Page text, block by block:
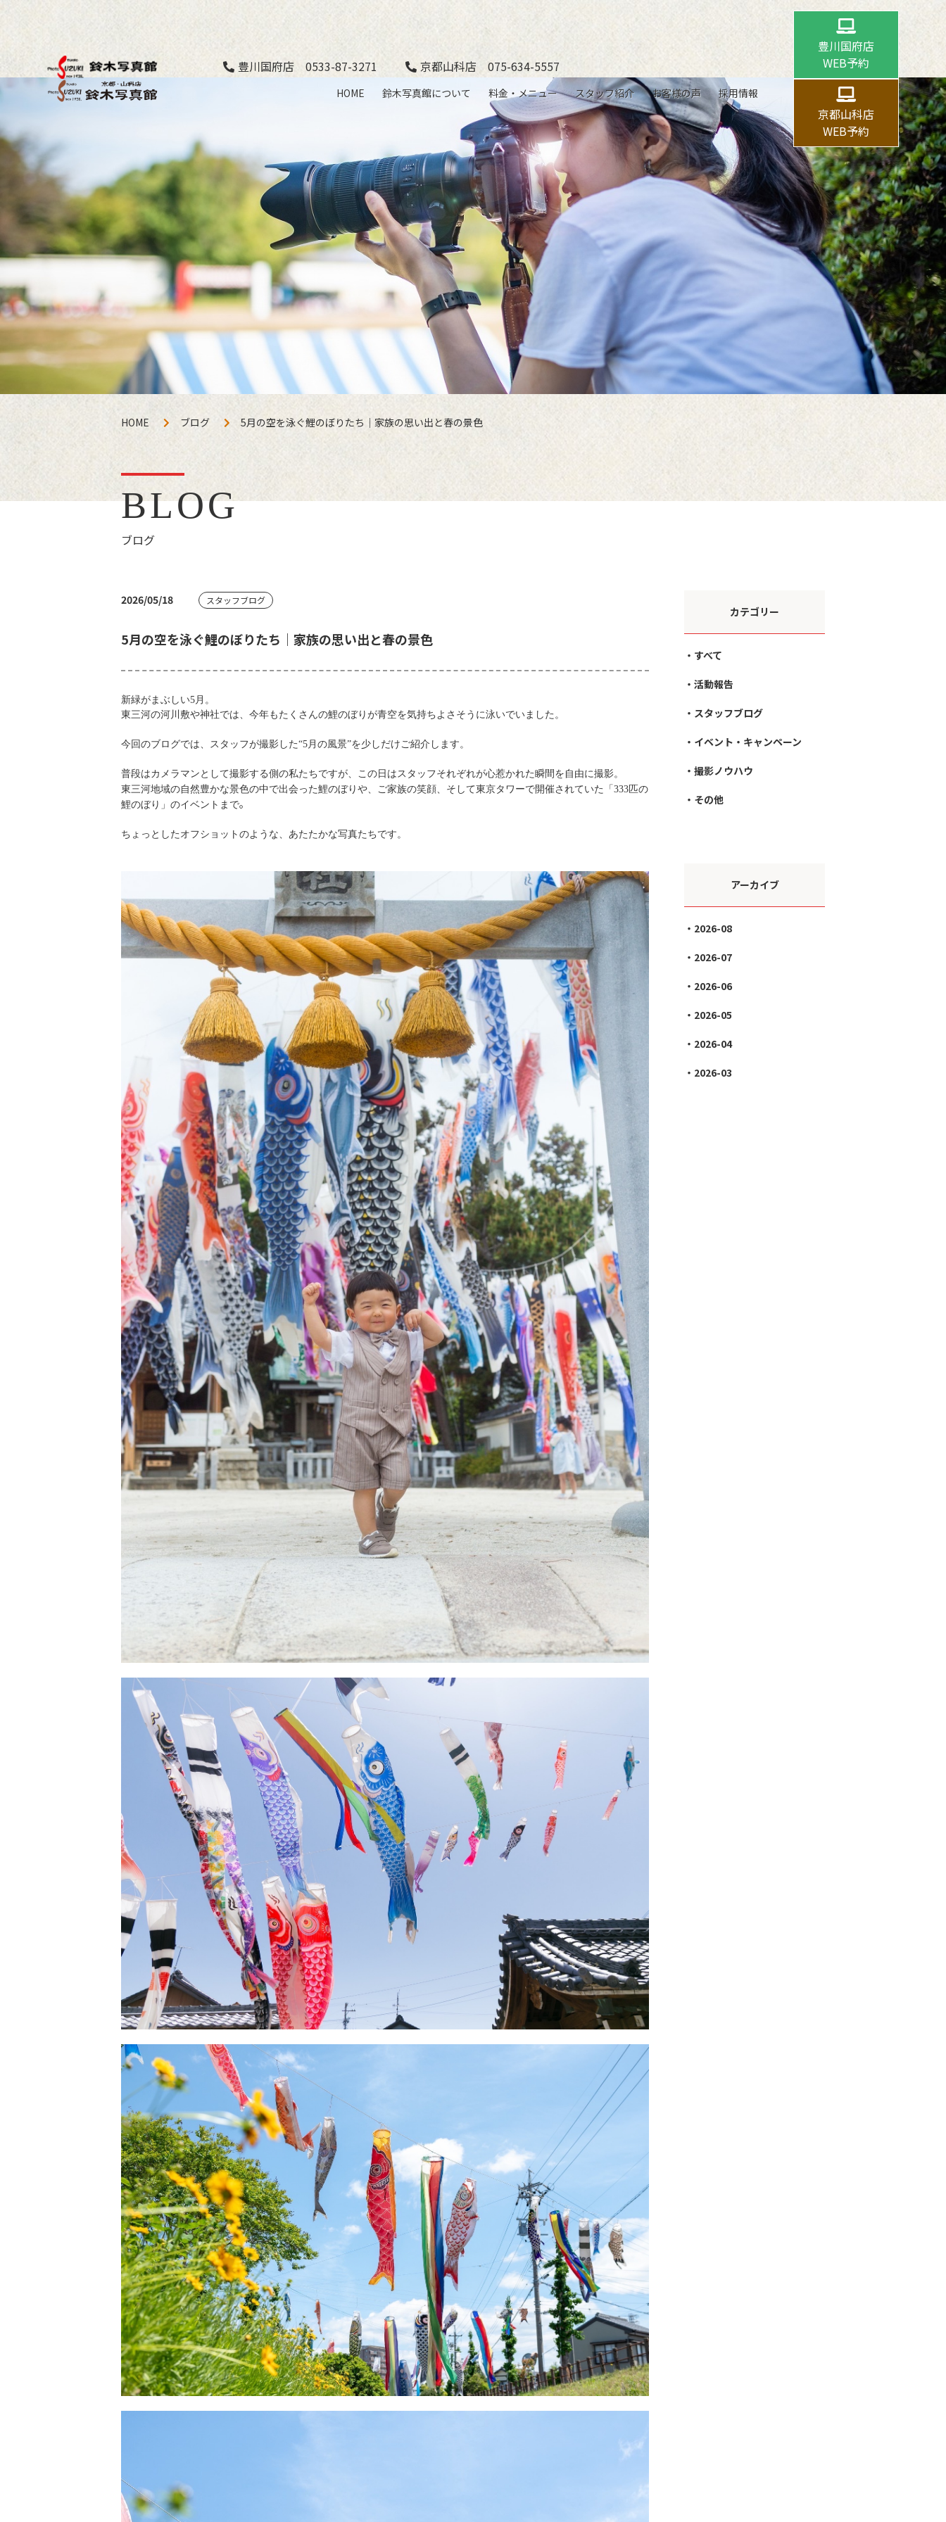
豊川国府店 0533-87-3271 京都山科店 075-634-5557
HOME 鈴木写真館について 料金・メニュー スタッフ紹介 お客様の声 採用情報
豊川国府店
WEB予約
京都山科店
WEB予約
HOME ブログ 5月の空を泳ぐ鯉のぼりたち｜家族の思い出と春の景色
BLOG
ブログ
2026/05/18 スタッフブログ
5月の空を泳ぐ鯉のぼりたち｜家族の思い出と春の景色
新緑がまぶしい5月。
東三河の河川敷や神社では、今年もたくさんの鯉のぼりが青空を気持ちよさそうに泳いでいました。
今回のブログでは、スタッフが撮影した“5月の風景”を少しだけご紹介します。
普段はカメラマンとして撮影する側の私たちですが、この日はスタッフそれぞれが心惹かれた瞬間を自由に撮影。
東三河地域の自然豊かな景色の中で出会った鯉のぼりや、ご家族の笑顔、そして東京タワーで開催されていた「 333匹の
鯉のぼり」のイベントまで。
ちょっとしたオフショットのような、あたたかな写真たちです。
カテゴリー
すべて
活動報告
スタッフブログ
イベント・キャンペーン
撮影ノウハウ
その他
アーカイブ
2026-08
2026-07
2026-06
2026-05
2026-04
2026-03